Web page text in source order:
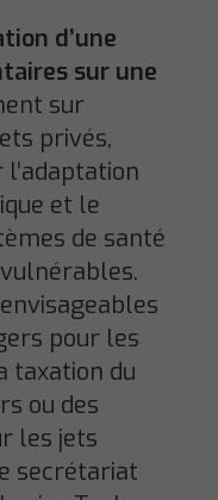
d’une
sur une
sur
privés,
et le
de santé
pour les
taxation du
ou des
les jets
secrétariat